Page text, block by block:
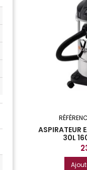
ASPIRATEUR
30L